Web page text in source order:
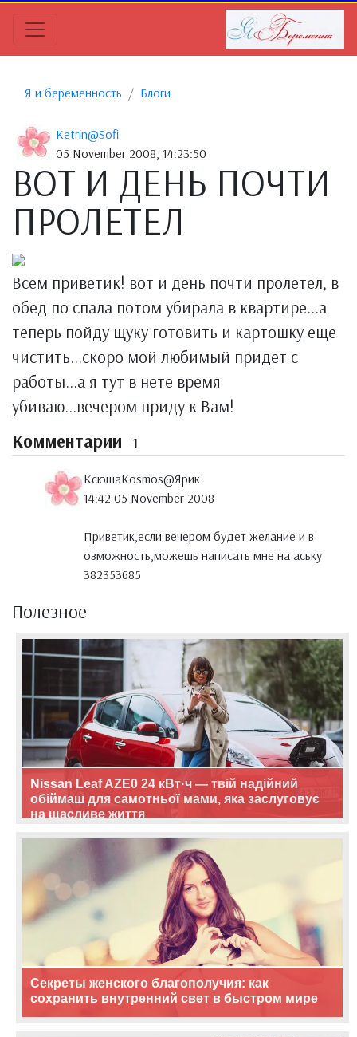
Я и беременность Блоги
Ketrin@Sofi
05 November 2008, 14:23:50
ВОТ И ДЕНЬ ПОЧТИ
ПРОЛЕТЕЛ
Всем приветик! вот и день почти пролетел, в
обед по спала потом убирала в квартире...а
теперь пойду щуку готовить и картошку еще
чистить...скоро мой любимый придет с
работы...а я тут в нете время
убиваю...вечером приду к Вам!
Комментарии 1
КсюшаKosmos@Ярик
14:42 05 November 2008
Приветик,если вечером будет желание и в
озможность,можешь написать мне на аську
382353685
Полезное
Nissan Leaf AZE0 24 кВт·ч — твій надійний
обіймаш для самотньої мами, яка заслуговує
на щасливе життя
Секреты женского благополучия: как
сохранить внутренний свет в быстром мире